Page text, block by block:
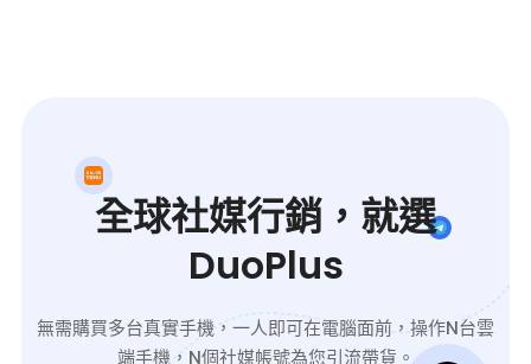
全球社媒行銷，就選
DuoPlus
無需購買多台真實手機，一人即可在電腦面前，操作N台雲
端手機，N個社媒帳號為您引流帶貨。